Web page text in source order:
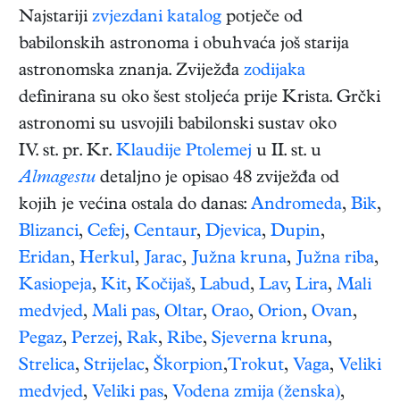
Najstariji zvjezdani katalog potječe od
babilonskih astronoma i obuhvaća još starija
astronomska znanja. Zviježđa zodijaka
definirana su oko šest stoljeća prije Krista. Grčki
astronomi su usvojili babilonski sustav oko
IV. st. pr. Kr. Klaudije Ptolemej u II. st. u
Almagestu detaljno je opisao 48 zviježđa od
kojih je većina ostala do danas: Andromeda, Bik,
Blizanci, Cefej, Centaur, Djevica, Dupin,
Eridan, Herkul, Jarac, Južna kruna, Južna riba,
Kasiopeja, Kit, Kočijaš, Labud, Lav, Lira, Mali
medvjed, Mali pas, Oltar, Orao, Orion, Ovan,
Pegaz, Perzej, Rak, Ribe, Sjeverna kruna,
Strelica, Strijelac, Škorpion,Trokut, Vaga, Veliki
medvjed, Veliki pas, Vodena zmija (ženska),